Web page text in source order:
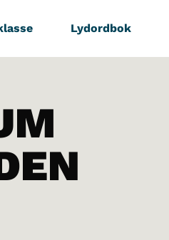
Lydordbok